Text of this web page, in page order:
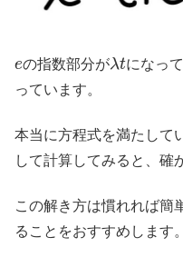
の指数部分が
λ t
になっ
っています。
本当に方程式を満たして
して計算してみると、確
この解き方は慣れれば簡
ることをおすすめします。